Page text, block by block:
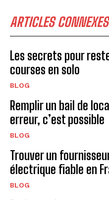
ARTICLES CONNEXES
Les secrets pour
courses en solo
BLOG
Remplir un bail de
erreur, c’est possible
BLOG
Trouver un
électrique fiable en
BLOG